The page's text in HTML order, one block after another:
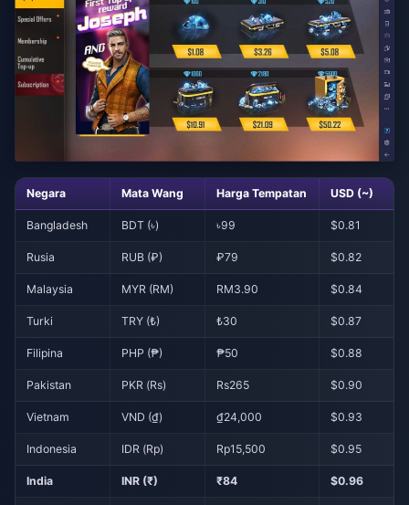
Negara Mata Wang Harga Tempatan USD (~)
Bangladesh BDT (৳) ৳99 $0.81
Rusia RUB (₽) ₽79 $0.82
Malaysia MYR (RM) RM3.90 $0.84
Turki TRY (₺) ₺30 $0.87
Filipina PHP (₱) ₱50 $0.88
Pakistan PKR (Rs) Rs265 $0.90
Vietnam VND (₫) ₫24,000 $0.93
Indonesia IDR (Rp) Rp15,500 $0.95
India INR (₹) ₹84 $0.96